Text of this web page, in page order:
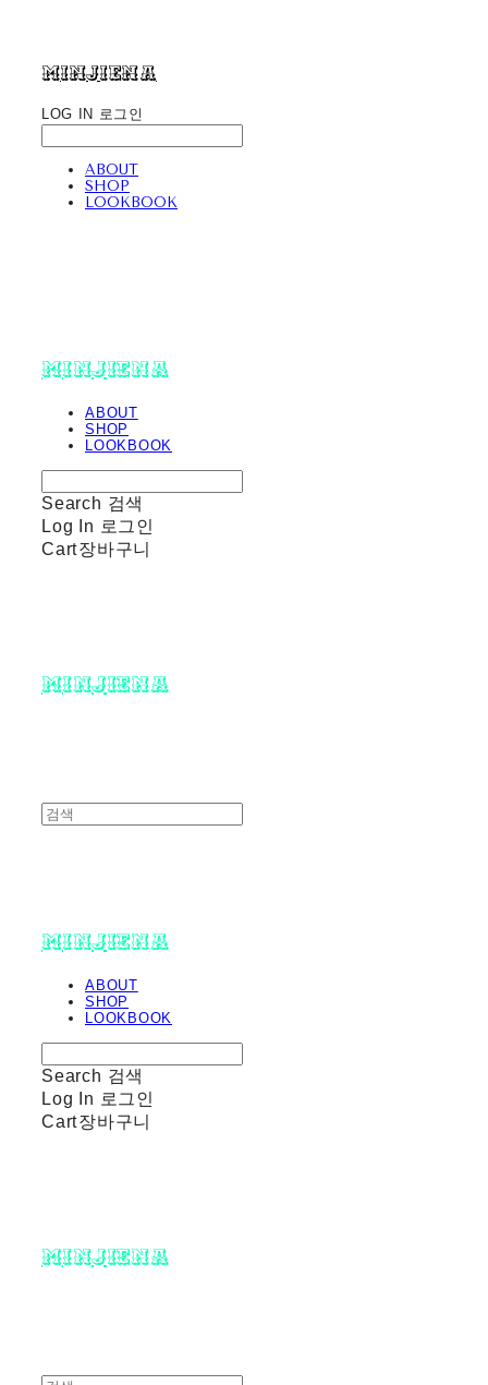
minjiena
LOG IN 로그인
ABOUT
SHOP
LOOKBOOK
minjiena
ABOUT
SHOP
LOOKBOOK
Search 검색
Log In 로그인
Cart장바구니
minjiena
minjiena
ABOUT
SHOP
LOOKBOOK
Search 검색
Log In 로그인
Cart장바구니
minjiena